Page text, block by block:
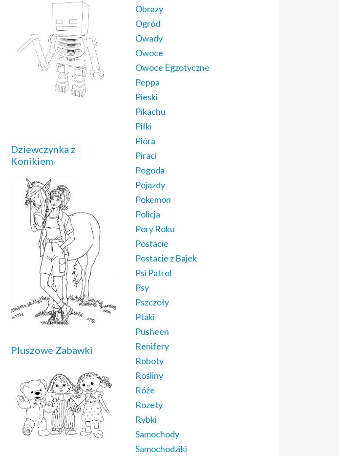
Dziewczynka z
Konikiem
Pluszowe Zabawki
Obrazy
Ogród
Owady
Owoce
Owoce Egzotyczne
Peppa
Pieski
Pikachu
Piłki
Pióra
Piraci
Pogoda
Pojazdy
Pokemon
Policja
Pory Roku
Postacie
Postacie z Bajek
Psi Patrol
Psy
Pszczoły
Ptaki
Pusheen
Renifery
Roboty
Rośliny
Róże
Rozety
Rybki
Samochody
Samochodziki